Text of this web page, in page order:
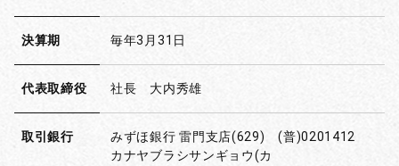
決算期 毎年3月31日
代表取締役 社長 大内秀雄
取引銀行
みずほ銀行 雷門支店(629) (普)0201412
カナヤブラシサンギョウ(カ